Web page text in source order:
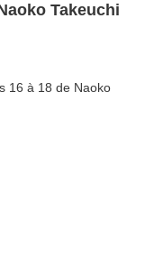
Takeuchi